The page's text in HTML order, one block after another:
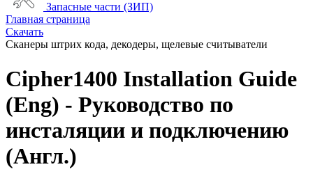
Запасные части (ЗИП)
Главная страница
Скачать
Сканеры штрих кода, декодеры, щелевые считыватели
Cipher1400 Installation Guide
(Eng) - Руководство по
инсталяции и подключению
(Англ.)